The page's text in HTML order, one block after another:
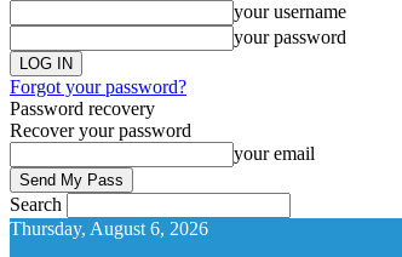
your username
your password
Forgot your password?
Password recovery
Recover your password
your email
Search
Thursday, August 6, 2026